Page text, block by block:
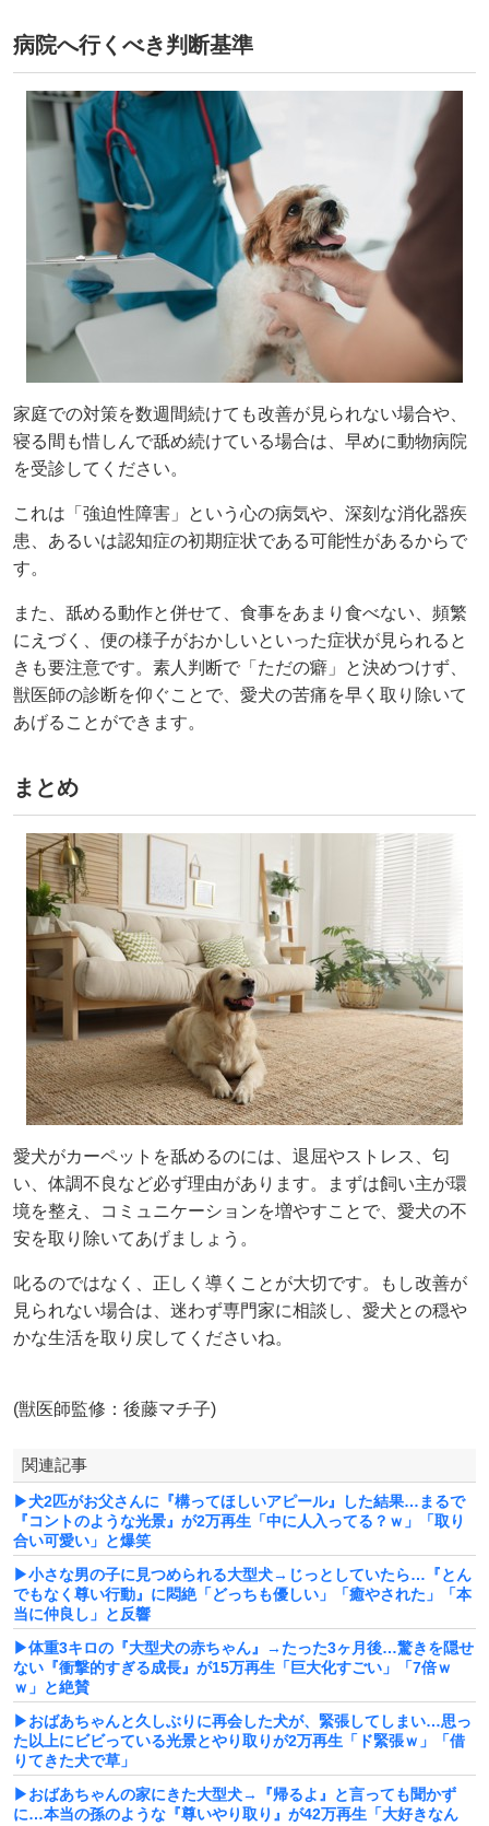
病院へ行くべき判断基準
家庭での対策を数週間続けても改善が見られない場合や、
寝る間も惜しんで舐め続けている場合は、早めに動物病院
を受診してください。
これは「強迫性障害」という心の病気や、深刻な消化器疾
患、あるいは認知症の初期症状である可能性があるからで
す。
また、舐める動作と併せて、食事をあまり食べない、頻繁
にえづく、便の様子がおかしいといった症状が見られると
きも要注意です。素人判断で「ただの癖」と決めつけず、
獣医師の診断を仰ぐことで、愛犬の苦痛を早く取り除いて
あげることができます。
まとめ
愛犬がカーペットを舐めるのには、退屈やストレス、匂
い、体調不良など必ず理由があります。まずは飼い主が環
境を整え、コミュニケーションを増やすことで、愛犬の不
安を取り除いてあげましょう。
叱るのではなく、正しく導くことが大切です。もし改善が
見られない場合は、迷わず専門家に相談し、愛犬との穏や
かな生活を取り戻してくださいね。
(獣医師監修：後藤マチ子)
関連記事
▶犬2匹がお父さんに『構ってほしいアピール』した結果…まるで
『コントのような光景』が2万再生「中に人入ってる？ｗ」「取り
合い可愛い」と爆笑
▶小さな男の子に見つめられる大型犬→じっとしていたら…『とん
でもなく尊い行動』に悶絶「どっちも優しい」「癒やされた」「本
当に仲良し」と反響
▶体重3キロの『大型犬の赤ちゃん』→たった3ヶ月後…驚きを隠せ
ない『衝撃的すぎる成長』が15万再生「巨大化すごい」「7倍ｗ
ｗ」と絶賛
▶おばあちゃんと久しぶりに再会した犬が、緊張してしまい…思っ
た以上にビビっている光景とやり取りが2万再生「ド緊張ｗ」「借
りてきた犬で草」
▶おばあちゃんの家にきた大型犬→『帰るよ』と言っても聞かず
に…本当の孫のような『尊いやり取り』が42万再生「大好きなん